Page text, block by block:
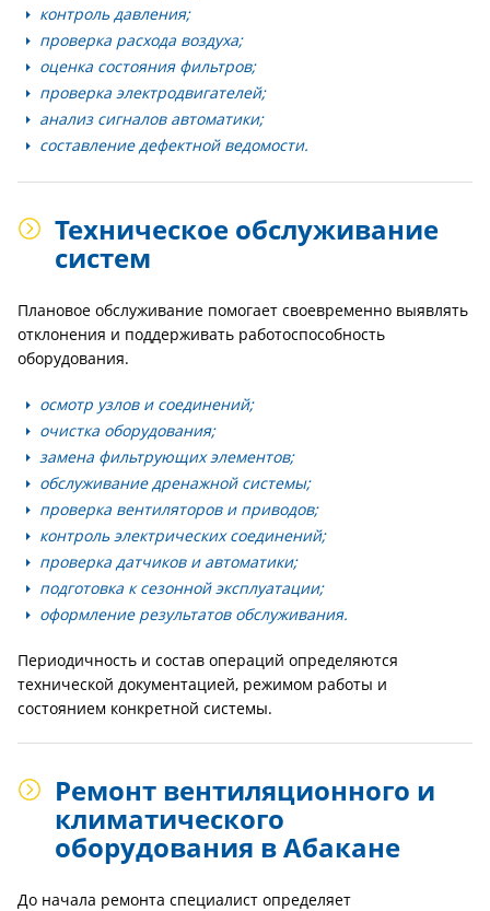
контроль давления;
проверка расхода воздуха;
оценка состояния фильтров;
проверка электродвигателей;
анализ сигналов автоматики;
составление дефектной ведомости.
Техническое обслуживание
систем
Плановое обслуживание помогает своевременно выявлять
отклонения и поддерживать работоспособность
оборудования.
осмотр узлов и соединений;
очистка оборудования;
замена фильтрующих элементов;
обслуживание дренажной системы;
проверка вентиляторов и приводов;
контроль электрических соединений;
проверка датчиков и автоматики;
подготовка к сезонной эксплуатации;
оформление результатов обслуживания.
Периодичность и состав операций определяются
технической документацией, режимом работы и
состоянием конкретной системы.
Ремонт вентиляционного и
климатического
оборудования в Абакане
До начала ремонта специалист определяет